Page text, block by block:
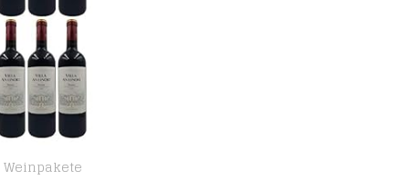
Weinpakete